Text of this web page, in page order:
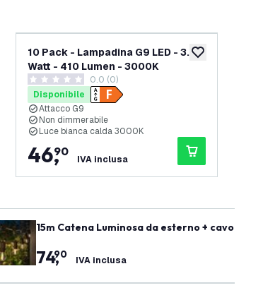
alla lista desideri aggiungi alla
10 Pack - Lampadina G9 LED - 3.3
Watt - 410 Lumen - 3000K
0 stelle di valutazione
0.0 (0)
Disponibile
Attacco G9
Non dimmerabile
Luce bianca calda 3000K
46,
90
IVA inclusa
15m Catena Luminosa da esterno + cavo di
74,
90 IVA inclusa